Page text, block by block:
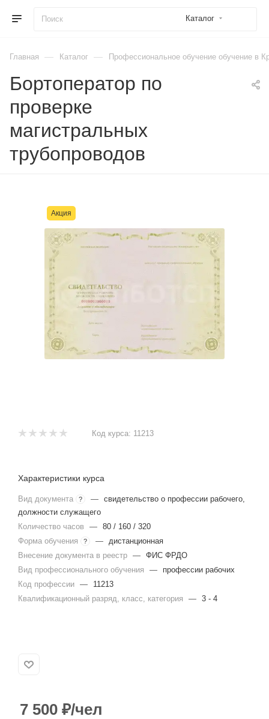
Каталог
Главная — Каталог — Профессиональное обучение обучение в
Бортоператор по
проверке
магистральных
трубопроводов
Акция
Код курса: 11213
Характеристики курса
Вид документа ? — свидетельство о профессии рабочего,
должности служащего
Количество часов
— 80 / 160 / 320
Форма обучения
? —
дистанционная
Внесение документа в реестр — ФИС ФРДО
Вид профессионального обучения
—
профессии рабочих
Код профессии —
11213
Квалификационный разряд, класс, категория
— 3 - 4
7 500 ₽/чел